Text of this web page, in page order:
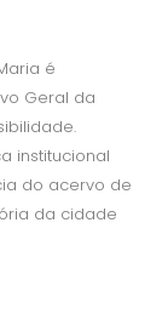
é
Geral da
institucional
do acervo de
da cidade